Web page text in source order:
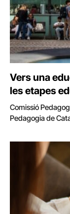
Vers una
les etapes
Comissió
Pedagogia de